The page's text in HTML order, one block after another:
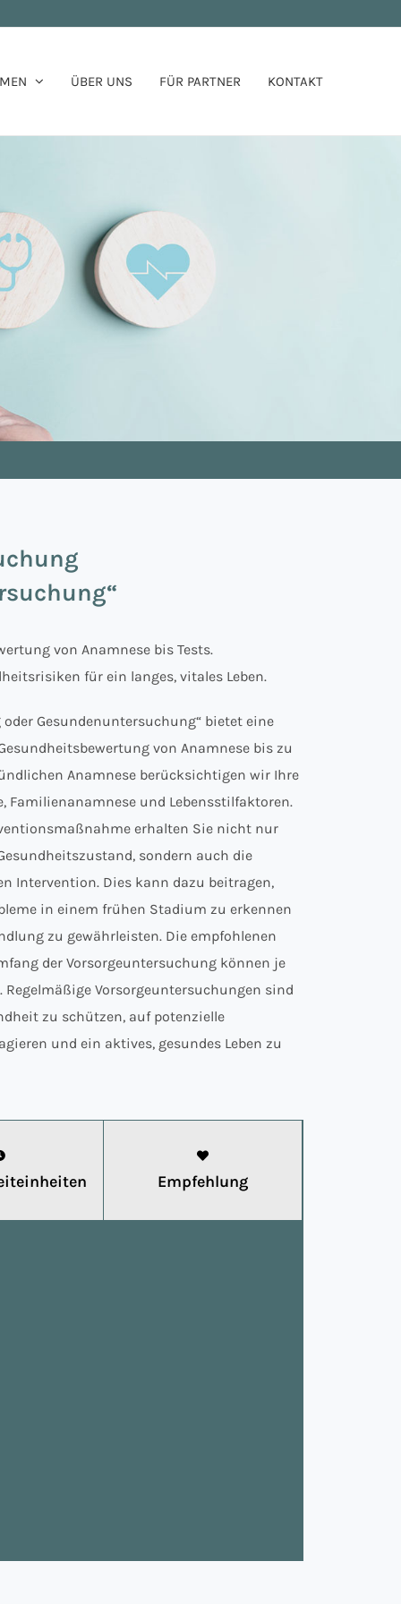
ÜBER UNS FÜR PARTNER KONTAKT
von Anamnese bis Tests.
für ein langes, vitales Leben.
Gesundenuntersuchung“ bietet eine
von Anamnese bis zu
Anamnese berücksichtigen wir Ihre
Familienanamnese und Lebensstilfaktoren.
erhalten Sie nicht nur
sondern auch die
Intervention. Dies kann dazu beitragen,
in einem frühen Stadium zu erkennen
zu gewährleisten. Die empfohlenen
der Vorsorgeuntersuchung können je
Vorsorgeuntersuchungen sind
zu schützen, auf potenzielle
und ein aktives, gesundes Leben zu
Empfehlung